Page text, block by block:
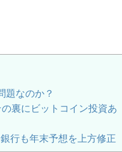
題なのか？
裏にビットコイン投資あ
行も年末予想を上方修正